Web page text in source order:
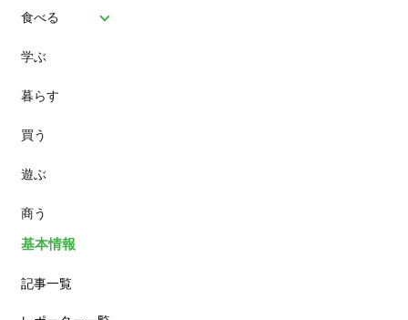
食べる
パン
スイーツ
ランチ
カフェ
学ぶ
暮らす
買う
遊ぶ
商う
基本情報
記事一覧